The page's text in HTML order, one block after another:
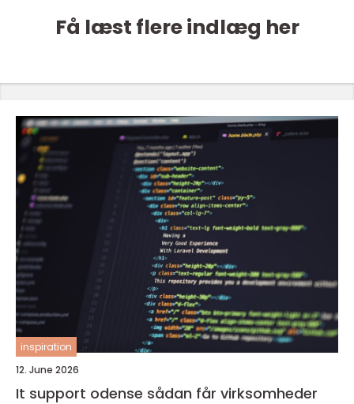
Få læst flere indlæg her
inspiration
12. June 2026
It support odense sådan får virksomheder